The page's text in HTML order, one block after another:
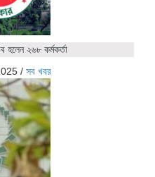
হলেন ২৬৮ কর্মকর্তা
/ সব খবর